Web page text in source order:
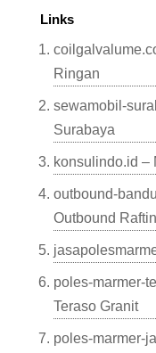
Links
Ringan
sewamobil-
Surabaya
konsulindo.id –
outbound-
Outbound
poles-marmer-
Teraso Granit
poles-marmer-